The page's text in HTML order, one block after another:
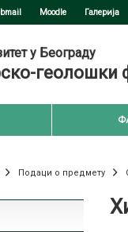
Moodle Галерија
у Београду
геолошки
Подаци о предмету